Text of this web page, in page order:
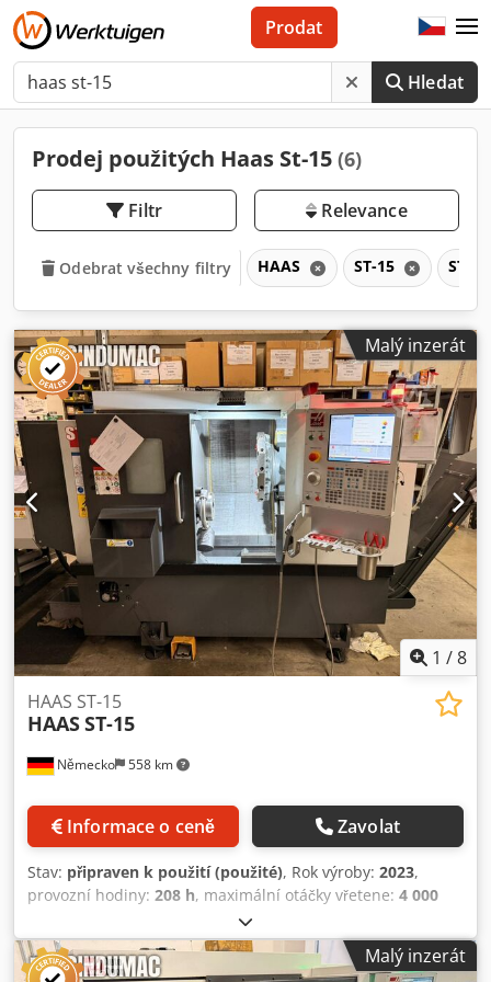
Hledat
Prodat
Prodej použitých Haas St-15 (6)
Filtr Relevance
Odebrat všechny filtry HAAS ST-15 ST
Malý inzerát
1 /8
Německo 558 km
HAAS ST-15
HAASST-15
Informace o ceně Zavolat
Stav: připraven k použití (použité), Rok výroby: 2023,
provozní hodiny: 208 h, maximální otáčky vřetene: 4 000
, pojezdová dráha osy X:
mm, počet os:2, Horizontální soustruh vyrobený v roce
2023. Tento stroj HAAS ST-15 má maximální otáčky vřetena
Malý inzerát